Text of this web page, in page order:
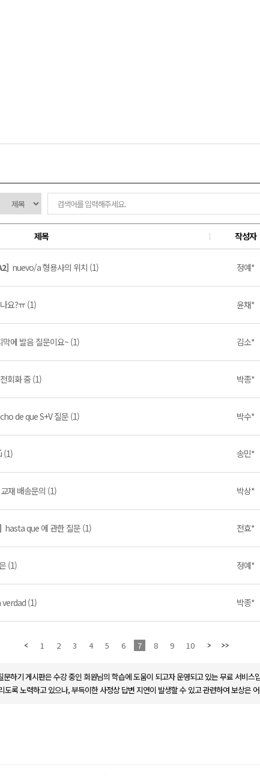
제목 작성자
nuevo/a 형용사의 위치 (1) 정예*
요?ㅠ (1) 윤채*
막에 발음 질문이요~ (1) 김소*
회화 중 (1) 박종*
de que S+V 질문 (1) 박수*
(1) 송민*
교재 배송문의 (1) 박상*
hasta que 에 관한 질문 (1) 전효*
(1) 정예*
verdad (1) 박종*
1 2 3 4 5 6 7 8 9 10
하기 게시판은 수강 중인 회원님의 학습에 도움이 되고자 운영되고 있는 무료 서비스
도록 노력하고 있으나, 부득이한 사정상 답변 지연이 발생할 수 있고 관련하여 보상은